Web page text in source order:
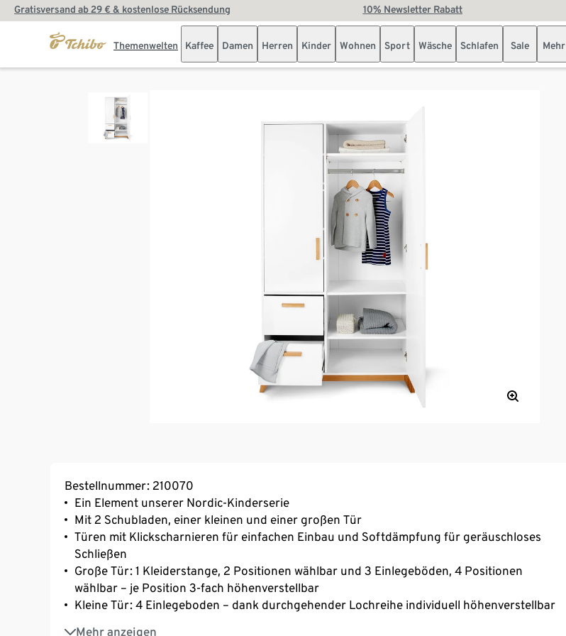
Gratisversand ab 29 € & kostenlose Rücksendung 10% Newsletter Rabatt
Themenwelten Kaffee Damen Herren Kinder Wohnen Sport Wäsche Schlafen Sale Mehr
Bestellnummer: 210070
Ein Element unserer Nordic-Kinderserie
Mit 2 Schubladen, einer kleinen und einer großen Tür
Türen mit Klickscharnieren für einfachen Einbau und Softdämpfung für geräuschloses
Schließen
Große Tür: 1 Kleiderstange, 2 Positionen wählbar und 3 Einlegeböden, 4 Positionen
wählbar – je Position 3-fach höhenverstellbar
Kleine Tür: 4 Einlegeboden – dank durchgehender Lochreihe individuell höhenverstellbar
Mehr anzeigen
Schubladen mit Unterflur-Vollauszug und extrahohen Wänden für maximale Nutzung des